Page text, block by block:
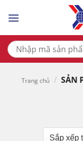
Tìm
kiếm:
Trang chủ / SẢN